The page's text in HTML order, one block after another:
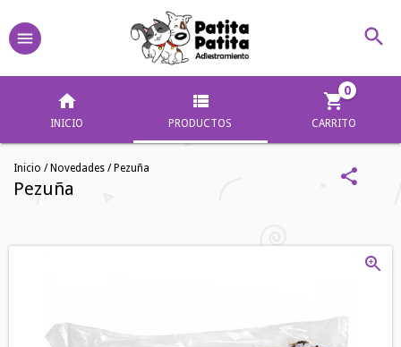
INICIO PRODUCTOS CARRITO
0
Inicio / Novedades / Pezuña
Pezuña